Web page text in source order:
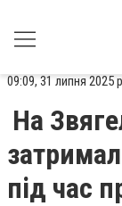
09:09, 31 липня 2025
На
під час